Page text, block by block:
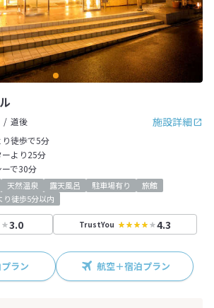
施設詳細
道後
徒歩で5分
より25分
で30分
天然温泉 露天風呂 駐車場有り
旅館
り徒歩5分以内
3.0 TrustYou 4.3
ラン 航空＋宿泊プラン